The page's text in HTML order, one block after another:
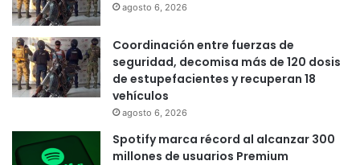
agosto 6, 2026
Coordinación entre fuerzas de
seguridad, decomisa más de 120 dosis
de estupefacientes y recuperan 18
vehículos
agosto 6, 2026
Spotify marca récord al alcanzar 300
millones de usuarios Premium